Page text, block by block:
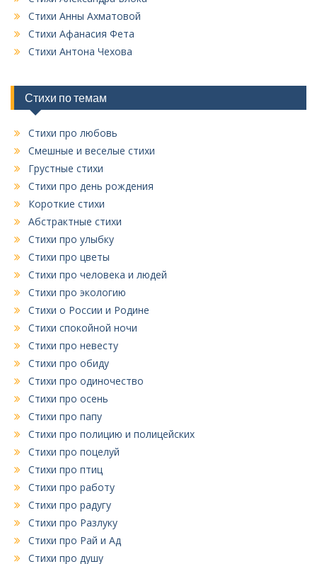
е
х
р
у
к
Стихи Анны Ахматовой
Стихи Афанасия Фета
Стихи Антона Чехова
Стихи по темам
Стихи про любовь
Смешные и веселые стихи
Грустные стихи
Стихи про день рождения
Короткие стихи
Абстрактные стихи
Стихи про улыбку
Стихи про цветы
Стихи про человека и людей
Стихи про экологию
Стихи о России и Родине
Стихи спокойной ночи
Стихи про невесту
Стихи про обиду
Стихи про одиночество
Стихи про осень
Стихи про папу
Стихи про полицию и полицейских
Стихи про поцелуй
Стихи про птиц
Стихи про работу
Стихи про радугу
Стихи про Разлуку
Стихи про Рай и Ад
Стихи про душу